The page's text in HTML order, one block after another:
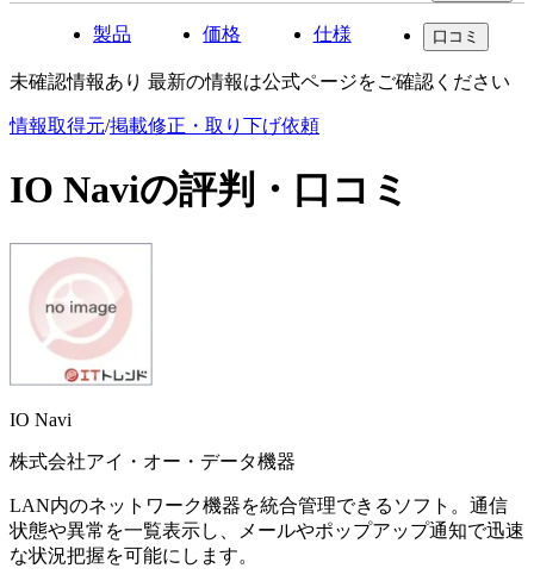
製品 価格 仕様 口コミ
未確認情報あり 最新の情報は公式ページをご確認ください
情報取得元/掲載修正・取り下げ依頼
IO Naviの評判・口コミ
IO Navi
株式会社アイ・オー・データ機器
LAN内のネットワーク機器を統合管理できるソフト。通信
状態や異常を一覧表示し、メールやポップアップ通知で迅速
な状況把握を可能にします。